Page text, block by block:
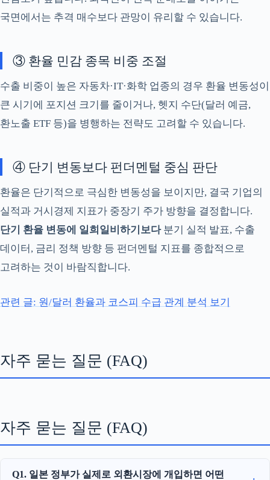
국면에서는 추격 매수보다 관망이 유리할 수 있습니다.
③ 환율 민감 종목 비중 조절
수출 비중이 높은 자동차·IT·화학 업종의 경우 환율 변동성이
큰 시기에 포지션 크기를 줄이거나, 헷지 수단(달러 예금,
환노출 ETF 등)을 병행하는 전략도 고려할 수 있습니다.
④ 단기 변동보다 펀더멘털 중심 판단
환율은 단기적으로 극심한 변동성을 보이지만, 결국 기업의
실적과 거시경제 지표가 중장기 주가 방향을 결정합니다.
단기 환율 변동에 일희일비하기보다분기 실적 발표, 수출
데이터, 금리 정책 방향 등 펀더멘털 지표를 종합적으로
고려하는 것이 바람직합니다.
관련 글: 원/달러 환율과 코스피 수급 관계 분석 보기
자주 묻는 질문 (FAQ)
자주 묻는 질문 (FAQ)
Q1. 일본 정부가 실제로 외환시장에 개입하면 어떤